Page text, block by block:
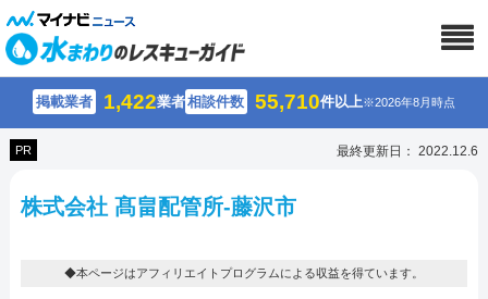
掲載業者 1,422業者相談件数 55,710件以上※2026年8月時点
PR 最終更新日： 2022.12.6
株式会社 髙畠配管所-藤沢市
◆本ページはアフィリエイトプログラムによる収益を得ています。